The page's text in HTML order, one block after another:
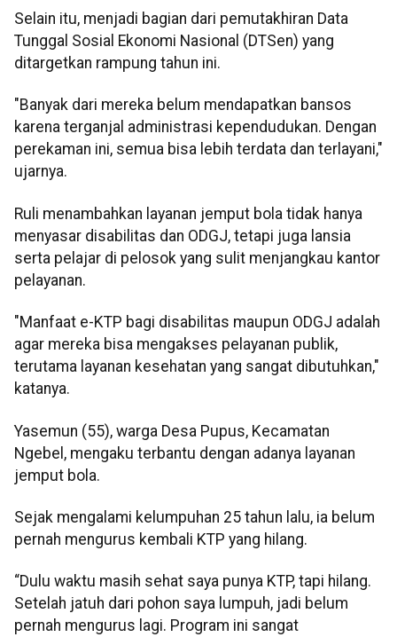
Selain itu, menjadi bagian dari pemutakhiran Data
Tunggal Sosial Ekonomi Nasional (DTSen) yang
ditargetkan rampung tahun ini.
"Banyak dari mereka belum mendapatkan bansos
karena terganjal administrasi kependudukan. Dengan
perekaman ini, semua bisa lebih terdata dan terlayani,"
ujarnya.
Ruli menambahkan layanan jemput bola tidak hanya
menyasar disabilitas dan ODGJ, tetapi juga lansia
serta pelajar di pelosok yang sulit menjangkau kantor
pelayanan.
"Manfaat e-KTP bagi disabilitas maupun ODGJ adalah
agar mereka bisa mengakses pelayanan publik,
terutama layanan kesehatan yang sangat dibutuhkan,"
katanya.
Yasemun (55), warga Desa Pupus, Kecamatan
Ngebel, mengaku terbantu dengan adanya layanan
jemput bola.
Sejak mengalami kelumpuhan 25 tahun lalu, ia belum
pernah mengurus kembali KTP yang hilang.
“Dulu waktu masih sehat saya punya KTP, tapi hilang.
Setelah jatuh dari pohon saya lumpuh, jadi belum
pernah mengurus lagi. Program ini sangat